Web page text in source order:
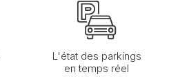
L'état des parkings
en temps réel